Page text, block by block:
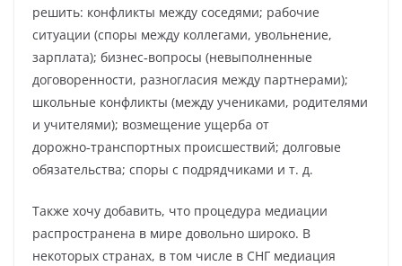
решить: конфликты между соседями; рабочие
ситуации (споры между коллегами, увольнение,
зарплата); бизнес‑вопросы (невыполненные
договоренности, разногласия между партнерами);
школьные конфликты (между учениками, родителями
и учителями); возмещение ущерба от
дорожно‑транспортных происшествий; долговые
обязательства; споры с подрядчиками и т. д.
Также хочу добавить, что процедура медиации
распространена в мире довольно широко. В
некоторых странах, в том числе в СНГ медиация